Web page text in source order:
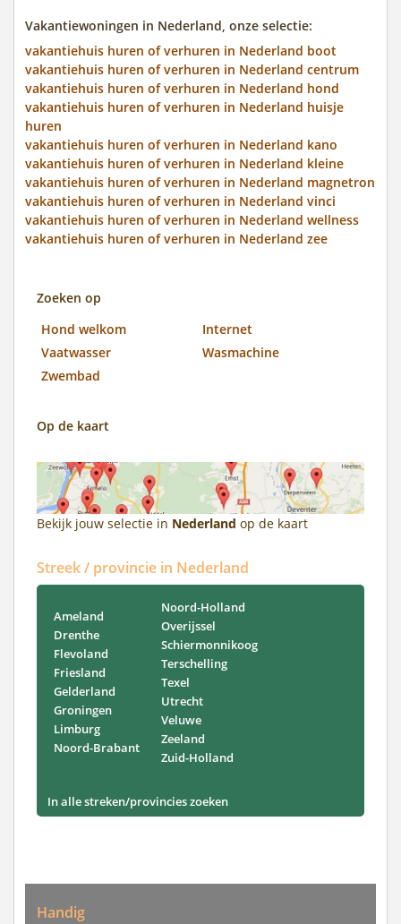
Vakantiewoningen in Nederland, onze selectie:
vakantiehuis huren of verhuren in Nederland boot
vakantiehuis huren of verhuren in Nederland centrum
vakantiehuis huren of verhuren in Nederland hond
vakantiehuis huren of verhuren in Nederland huisje
huren
vakantiehuis huren of verhuren in Nederland kano
vakantiehuis huren of verhuren in Nederland kleine
vakantiehuis huren of verhuren in Nederland magnetron
vakantiehuis huren of verhuren in Nederland vinci
vakantiehuis huren of verhuren in Nederland wellness
vakantiehuis huren of verhuren in Nederland zee
Zoeken op
Hond welkom
Internet
Vaatwasser
Wasmachine
Zwembad
Op de kaart
Bekijk jouw selectie in Nederland op de kaart
Streek / provincie in Nederland
Ameland
Drenthe
Flevoland
Friesland
Gelderland
Groningen
Limburg
Noord-Brabant
Noord-Holland
Overijssel
Schiermonnikoog
Terschelling
Texel
Utrecht
Veluwe
Zeeland
Zuid-Holland
In alle streken/provincies zoeken
Handig